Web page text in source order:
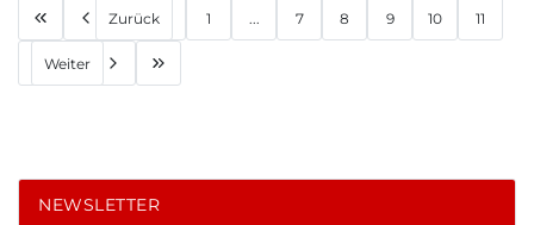
Zurück 1 ... 7 8 9 10 11
Weiter
NEWSLETTER